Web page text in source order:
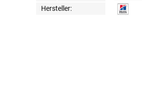
Hersteller: